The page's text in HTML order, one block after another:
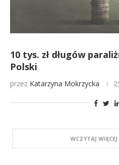
10 tys. zł długów
Polski
przez Katarzyna Mokrzycka
WCZYTAJ